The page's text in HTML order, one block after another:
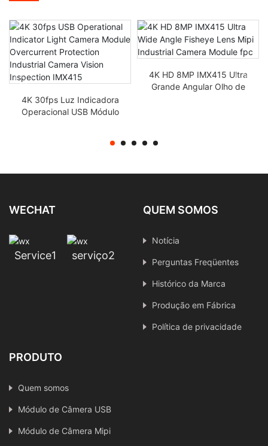
4K 30fps Luz Indicadora
Operacional USB Módulo
Inspeção de Visão da
4K HD 8MP IMX415 Ultra
Grande Angular Olho de
WECHAT
Service1 serviço2
QUEM SOMOS
Notícia
Perguntas Freqüentes
Histórico da Marca
Produção em Fábrica
Política de privacidade
PRODUTO
Quem somos
Módulo de Câmera USB
Módulo de Câmera Mipi